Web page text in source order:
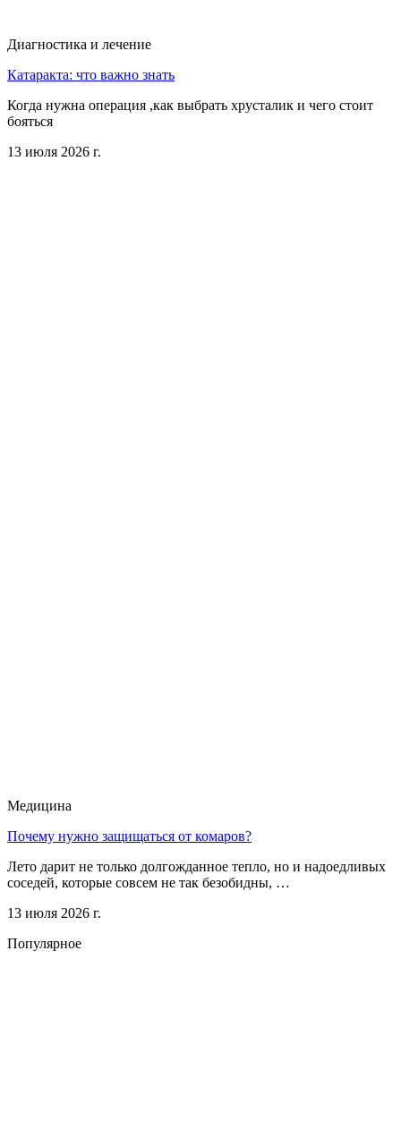
Диагностика и лечение
Катаракта: что важно знать
Когда нужна операция ,как выбрать хрусталик и чего стоит
бояться
13 июля 2026 г.
Медицина
Почему нужно защищаться от комаров?
Лето дарит не только долгожданное тепло, но и надоедливых
соседей, которые совсем не так безобидны, …
13 июля 2026 г.
Популярное